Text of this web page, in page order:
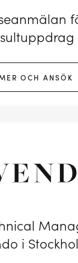
OCH ANSÖK
i